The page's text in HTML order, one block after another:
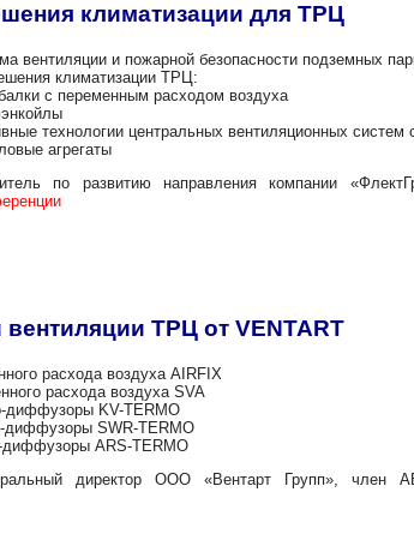
климатизации для ТРЦ
и пожарной безопасности подземных
климатизации ТРЦ:
переменным расходом воздуха
центральных вентиляционных систем с
агрегаты
по развитию направления компании
ТРЦ от VENTART
расхода воздуха AIRFIX
расхода воздуха SVA
KV-TERMO
SWR-TERMO
ARS-TERMO
директор ООО «Вентарт Групп», член